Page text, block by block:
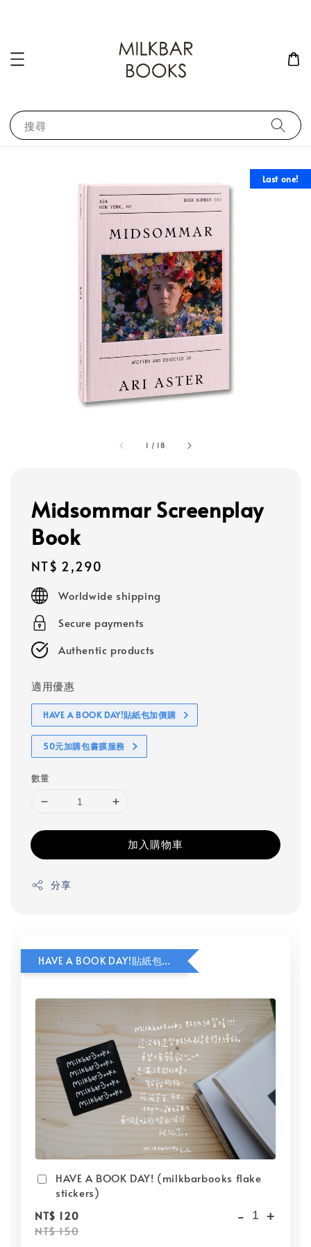
搜尋
1 / 18
Last one!
Midsommar Screenplay
Book
Regular
price
NT$ 2,290
Worldwide shipping
Secure payments
Authentic products
適用優惠
HAVE A BOOK DAY!貼紙包加價購
50元加購包書膜服務
數量
加入購物車
分享
HAVE A BOOK DAY!貼紙包加價購
HAVE A BOOK DAY! (milkbarbooks flake
stickers)
NT$ 120
NT$ 150
- +